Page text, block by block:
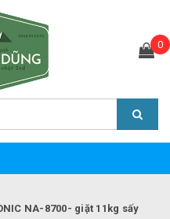
0
NA-8700- giặt 11kg sấy